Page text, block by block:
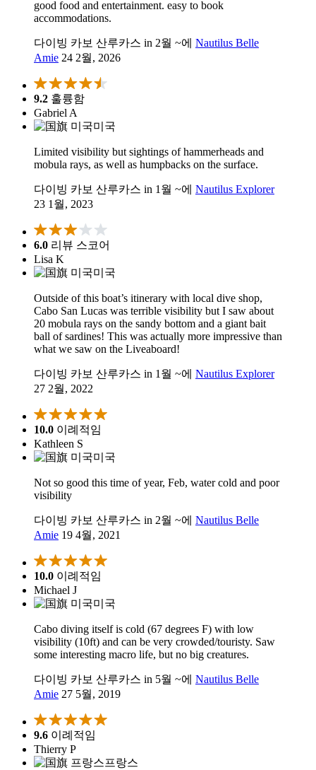
good food and entertainment. easy to book
accommodations.
다이빙 카보 산루카스 in 2월 ~에 Nautilus Belle
Amie 24 2월, 2026
9.2 훌륭함
Gabriel A
미국
Limited visibility but sightings of hammerheads and
mobula rays, as well as humpbacks on the surface.
다이빙 카보 산루카스 in 1월 ~에 Nautilus Explorer
23 1월, 2023
6.0 리뷰 스코어
Lisa K
미국
Outside of this boat’s itinerary with local dive shop,
Cabo San Lucas was terrible visibility but I saw about
20 mobula rays on the sandy bottom and a giant bait
ball of sardines! This was actually more impressive than
what we saw on the Liveaboard!
다이빙 카보 산루카스 in 1월 ~에 Nautilus Explorer
27 2월, 2022
10.0 이례적임
Kathleen S
미국
Not so good this time of year, Feb, water cold and poor
visibility
다이빙 카보 산루카스 in 2월 ~에 Nautilus Belle
Amie 19 4월, 2021
10.0 이례적임
Michael J
미국
Cabo diving itself is cold (67 degrees F) with low
visibility (10ft) and can be very crowded/touristy. Saw
some interesting macro life, but no big creatures.
다이빙 카보 산루카스 in 5월 ~에 Nautilus Belle
Amie 27 5월, 2019
9.6 이례적임
Thierry P
프랑스